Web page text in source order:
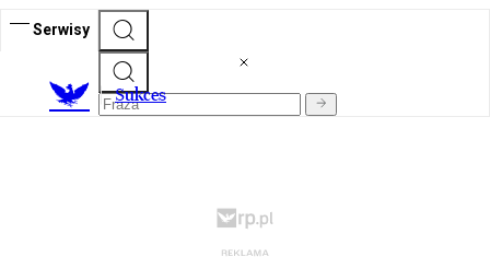
Serwisy
Sukces